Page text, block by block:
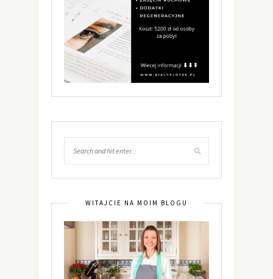
WITAJCIE NA MOIM BLOGU